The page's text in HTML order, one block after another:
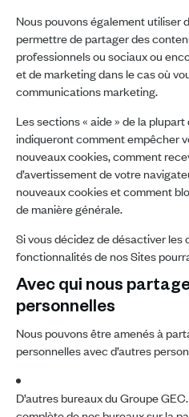
Nous pouvons également utiliser
permettre de partager des
professionnels ou sociaux ou
et de marketing dans le cas où
communications marketing.
Les sections « aide » de la
indiqueront comment empêcher
nouveaux cookies, comment
d’avertissement de votre
nouveaux cookies et comment
de manière générale.
Si vous décidez de désactiver les
fonctionnalités de nos Sites
Avec qui nous
personnelles
Nous pouvons être amenés à
personnelles avec d’autres
D’autres bureaux du Groupe